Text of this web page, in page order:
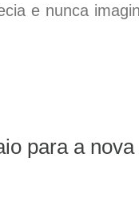
e nunca
para a